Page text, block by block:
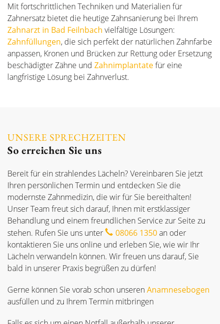
Mit fortschrittlichen Techniken und Materialien für
Zahnersatz bietet die heutige Zahnsanierung bei Ihrem
Zahnarzt in Bad Feilnbach vielfältige Lösungen:
Zahnfüllungen, die sich perfekt der natürlichen Zahnfarbe
anpassen, Kronen und Brücken zur Rettung oder Ersetzung
beschädigter Zähne und Zahnimplantatefür eine
langfristige Lösung bei Zahnverlust.
UNSERE SPRECHZEITEN
So erreichen Sie uns
Bereit für ein strahlendes Lächeln? Vereinbaren Sie jetzt
Ihren persönlichen Termin und entdecken Sie die
modernste Zahnmedizin, die wir für Sie bereithalten!
Unser Team freut sich darauf, Ihnen mit erstklassiger
Behandlung und einem freundlichen Service zur Seite zu
stehen. Rufen Sie uns unter
08066 1350an oder
kontaktieren Sie uns online und erleben Sie, wie wir Ihr
Lächeln verwandeln können. Wir freuen uns darauf, Sie
bald in unserer Praxis begrüßen zu dürfen!
Gerne können Sie vorab schon unserenAnamnesebogen
ausfüllen und zu Ihrem Termin mitbringen